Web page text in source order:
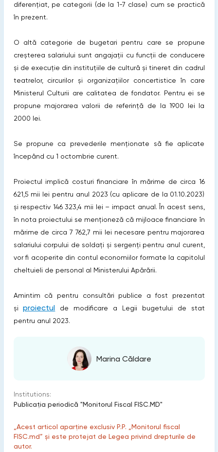
diferențiat, pe categorii (de la 1-7 clase) cum se practică
în prezent.
O altă categorie de bugetari pentru care se propune
creșterea salariului sunt angajații cu funcții de conducere
și de execuție din instituțiile de cultură și tineret din cadrul
teatrelor, circurilor și organizațiilor concertistice în care
Ministerul Culturii are calitatea de fondator. Pentru ei se
propune majorarea valorii de referință de la 1900 lei la
2000 lei.
Se propune ca prevederile menționate să fie aplicate
începând cu 1 octombrie curent.
Proiectul implică costuri financiare în mărime de circa 16
621,5 mii lei pentru anul 2023 (cu aplicare de la 01.10.2023)
și respectiv 146 323,4 mii lei – impact anual. În acest sens,
în nota proiectului se menționeză că mijloace financiare în
mărime de circa 7 762,7 mii lei necesare pentru majorarea
salariului corpului de soldați și sergenți pentru anul curent,
vor fi acoperite din contul economiilor formate la capitolul
cheltuieli de personal al Ministerului Apărării.
Amintim că pentru consultări publice a fost prezentat
șiproiectul de modificare a Legii bugetului de stat
pentru anul 2023.
Marina Căldare
Institutions:
Publicaţia periodică "Monitorul Fiscal FISC.MD"
„Acest articol aparține exclusiv P.P. „Monitorul fiscal
FISC.md” și este protejat de Legea privind drepturile de
autor.